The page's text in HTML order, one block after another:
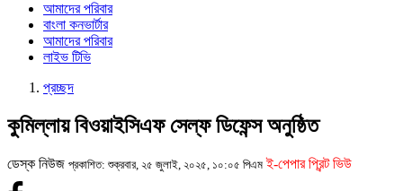
আমাদের পরিবার
বাংলা কনভার্টার
আমাদের পরিবার
লাইভ টিভি
প্রচ্ছদ
কুমিল্লায় বিওয়াইসিএফ সেল্ফ ডিফেন্স অনুষ্ঠিত
ডেস্ক নিউজ প্রকাশিত: শুক্রবার, ২৫ জুলাই, ২০২৫, ১০:০৫ পিএম ই-পেপার প্রিন্ট ভিউ